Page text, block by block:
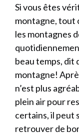
Si vous êtes
montagne, tout
les montagnes
beau temps, dit
montagne!
n’est plus
plein air pour
certains, il peut
retrouver de